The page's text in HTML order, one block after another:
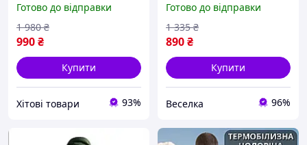
термобілизна для
повсякденного носіння та
холодно| ХІТОВИЙ
Готово до відправки
990₴
1 980 ₴
Купити
Хітові товари 93%
військових і туристів
FLAME
Готово до відправки
890₴
1 335 ₴
Купити
Веселка 96%